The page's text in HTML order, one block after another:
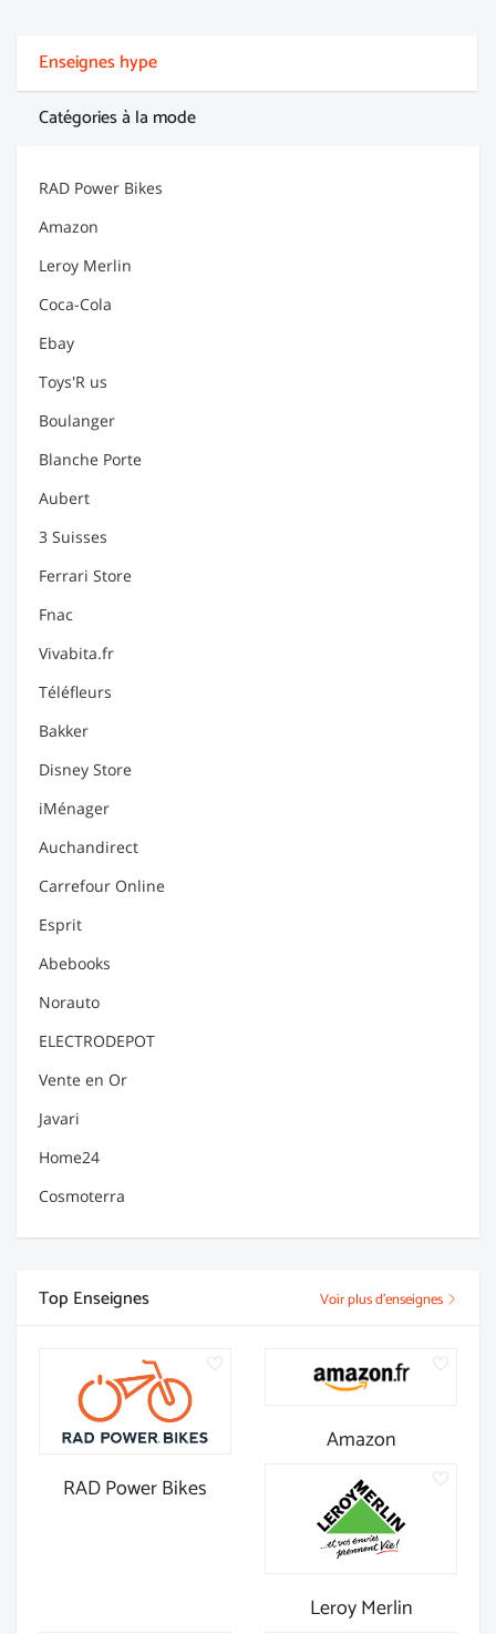
Enseignes hype
Catégories à la mode
RAD Power Bikes
Amazon
Leroy Merlin
Coca-Cola
Ebay
Toys'R us
Boulanger
Blanche Porte
Aubert
3 Suisses
Ferrari Store
Fnac
Vivabita.fr
Téléfleurs
Bakker
Disney Store
iMénager
Auchandirect
Carrefour Online
Esprit
Abebooks
Norauto
ELECTRODEPOT
Vente en Or
Javari
Home24
Cosmoterra
Top Enseignes Voir plus d'enseignes
RAD Power Bikes
Amazon
Leroy Merlin